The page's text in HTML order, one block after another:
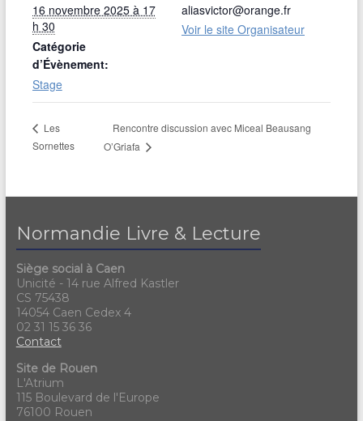
16 novembre 2025 à 17
h 30
Catégorie
d’Évènement:
Stage
aliasvictor@orange.fr
Voir le site Organisateur
Les
Sornettes
Rencontre discussion avec Miceal Beausang
O’Griafa
Normandie Livre & Lecture
Siège social à Caen
Unicité - 14 rue Alfred Kastler
CS 75438
14054 Caen Cedex 4
02 31 15 36 36
Contact
Site de Rouen
L'Atrium
115 Boulevard de l'Europe
76100 Rouen